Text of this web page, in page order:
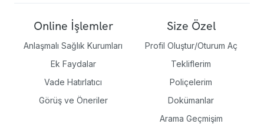
Online İşlemler
Anlaşmalı Sağlık Kurumları
Ek Faydalar
Vade Hatırlatıcı
Görüş ve Öneriler
Size Özel
Profil Oluştur/Oturum Aç
Tekliflerim
Poliçelerim
Dokümanlar
Arama Geçmişim